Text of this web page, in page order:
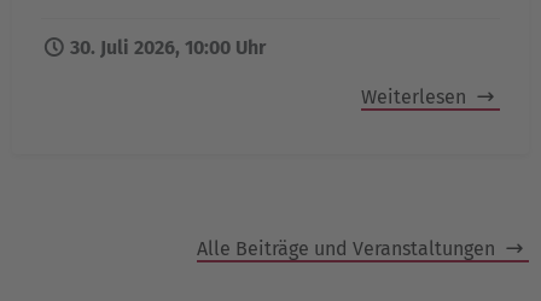
30. Juli 2026, 10:00 Uhr
Weiterlesen
Alle Beiträge und Veranstaltungen